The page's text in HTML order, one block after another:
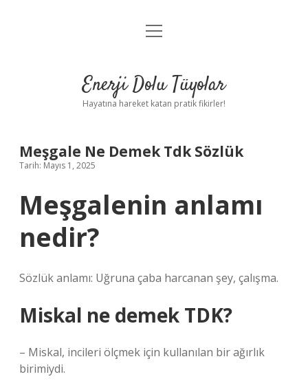
Anasayfa
Yasal Uyarı
menüyü
Enerji Dolu Tüyolar
Hayatına hareket katan pratik fikirler!
Meşgale Ne Demek Tdk Sözlük
Tarih: Mayıs 1, 2025
Meşgalenin anlamı
nedir?
Sözlük anlamı: Uğruna çaba harcanan şey, çalışma.
Miskal ne demek TDK?
– Miskal, incileri ölçmek için kullanılan bir ağırlık
birimiydi.